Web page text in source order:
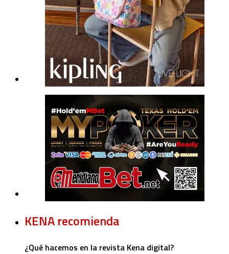
KENA recomienda
¿Qué hacemos en la revista Kena digital?